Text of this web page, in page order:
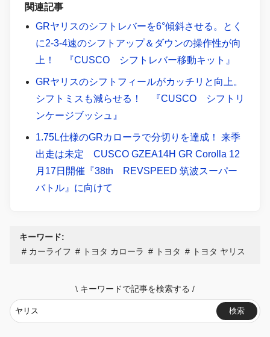
関連記事
GRヤリスのシフトレバーを6°傾斜させる。とく
に2-3-4速のシフトアップ＆ダウンの操作性が向
上！ 『CUSCO シフトレバー移動キット』
GRヤリスのシフトフィールがカッチリと向上。
シフトミスも減らせる！ 『CUSCO シフトリ
ンケージブッシュ』
1.75L仕様のGRカローラで分切りを達成！ 来季
出走は未定 CUSCO GZEA14H GR Corolla 12
月17日開催『38th REVSPEED 筑波スーパー
バトル』に向けて
キーワード:
カーライフ
トヨタ カローラ トヨタ トヨタ ヤリス
\ キーワードで記事を検索する /
検索